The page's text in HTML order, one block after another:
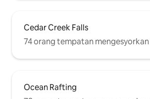
Cedar Creek Falls
74 orang tempatan mengesyorkan
Ocean Rafting